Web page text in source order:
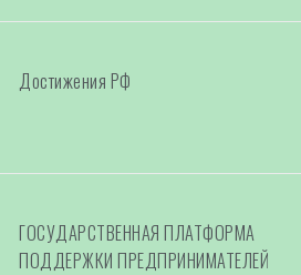
Достижения РФ
ГОСУДАРСТВЕННАЯ ПЛАТФОРМА
ПОДДЕРЖКИ ПРЕДПРИНИМАТЕЛЕЙ